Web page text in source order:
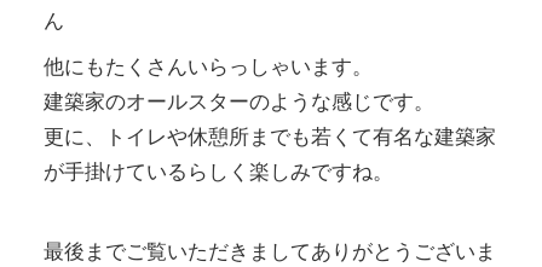
ん
他にもたくさんいらっしゃいます。
建築家のオールスターのような感じです。
更に、トイレや休憩所までも若くて有名な建築家
が手掛けているらしく楽しみですね。
最後までご覧いただきましてありがとうございま